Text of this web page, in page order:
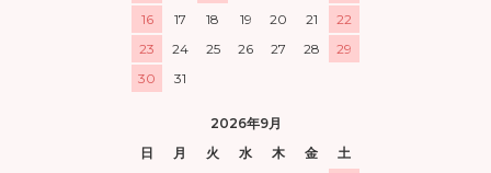
16
17 18 19 20 21
22
23
24 25 26 27 28
29
30
31
2026年9月
日
月 火 水 木 金
土